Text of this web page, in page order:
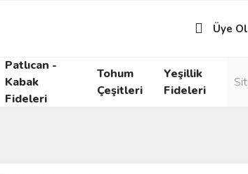
Üye Ol
Patlıcan -
Kabak
Fideleri
Tohum
Çeşitleri
Yeşillik
Fideleri